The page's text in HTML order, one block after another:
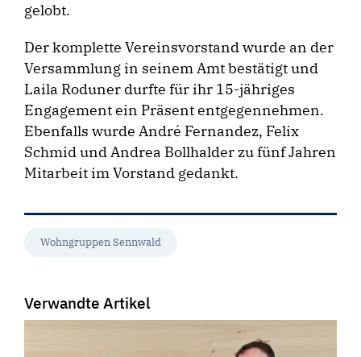
gelobt.
Der komplette Vereinsvorstand wurde an der
Versammlung in seinem Amt bestätigt und
Laila Roduner durfte für ihr 15-jähriges
Engagement ein Präsent entgegennehmen.
Ebenfalls wurde André Fernandez, Felix
Schmid und Andrea Bollhalder zu fünf Jahren
Mitarbeit im Vorstand gedankt.
Wohngruppen Sennwald
Verwandte Artikel